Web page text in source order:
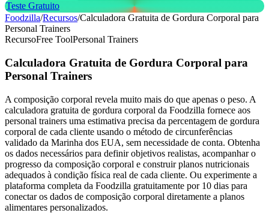
Teste Gratuito
Foodzilla/Recursos/Calculadora Gratuita de Gordura Corporal para
Personal Trainers
RecursoFree ToolPersonal Trainers
Calculadora Gratuita de Gordura Corporal para
Personal Trainers
A composição corporal revela muito mais do que apenas o peso. A
calculadora gratuita de gordura corporal da Foodzilla fornece aos
personal trainers uma estimativa precisa da percentagem de gordura
corporal de cada cliente usando o método de circunferências
validado da Marinha dos EUA, sem necessidade de conta. Obtenha
os dados necessários para definir objetivos realistas, acompanhar o
progresso da composição corporal e construir planos nutricionais
adequados à condição física real de cada cliente. Ou experimente a
plataforma completa da Foodzilla gratuitamente por 10 dias para
conectar os dados de composição corporal diretamente a planos
alimentares personalizados.